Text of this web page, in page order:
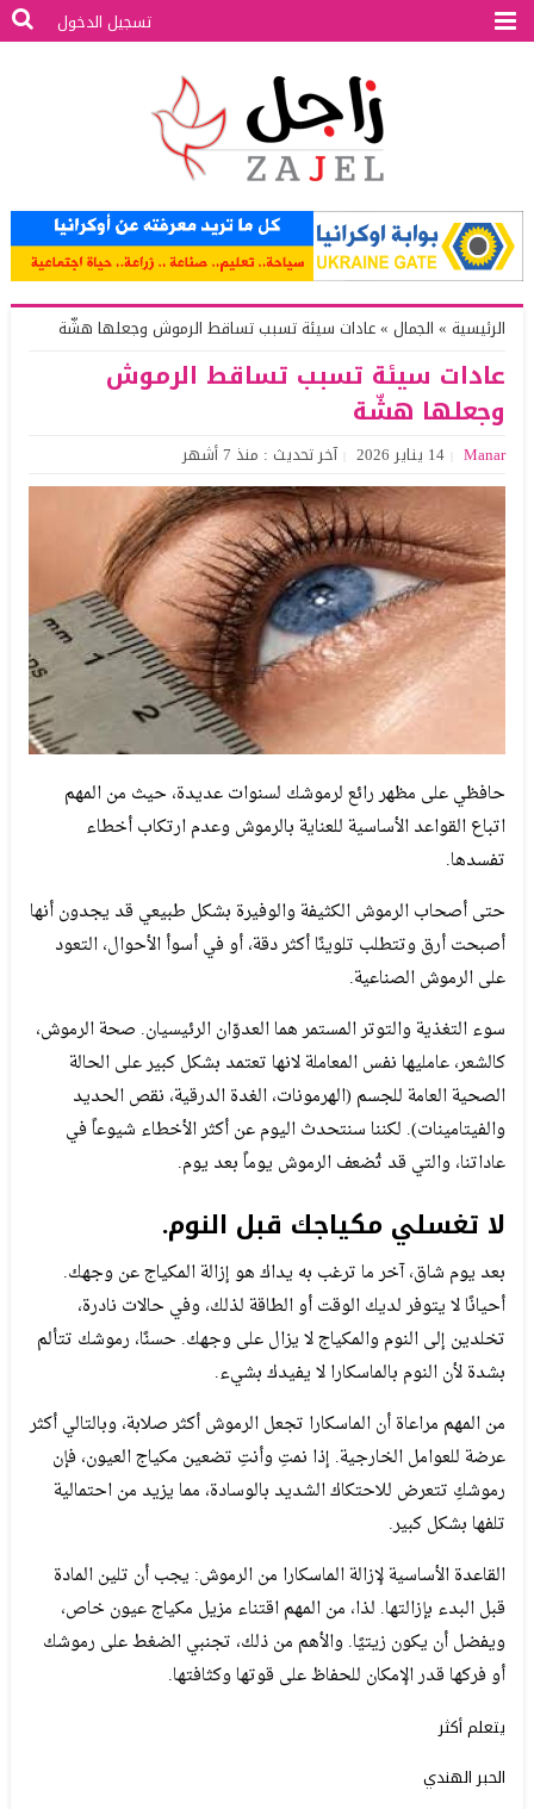
تسجيل الدخول
الرئيسية » الجمال »عادات سيئة تسبب تساقط الرموش وجعلها هشّة
عادات سيئة تسبب تساقط الرموش
وجعلها هشّة
Manar 14 يناير 2026 آخر تحديث : منذ 7 أشهر
حافظي على مظهر رائع لرموشك لسنوات عديدة، حيث من المهم
اتباع القواعد الأساسية للعناية بالرموش وعدم ارتكاب أخطاء
تفسدها.
حتى أصحاب الرموش الكثيفة والوفيرة بشكل طبيعي قد يجدون أنها
أصبحت أرق وتتطلب تلوينًا أكثر دقة، أو في أسوأ الأحوال، التعود
على الرموش الصناعية.
سوء التغذية والتوتر المستمر هما العدوّان الرئيسيان. صحة الرموش،
كالشعر، عامليها نفس المعاملة لانها تعتمد بشكل كبير على الحالة
الصحية العامة للجسم (الهرمونات، الغدة الدرقية، نقص الحديد
والفيتامينات). لكننا سنتحدث اليوم عن أكثر الأخطاء شيوعاً في
عاداتنا، والتي قد تُضعف الرموش يوماً بعد يوم.
لا تغسلي مكياجك قبل النوم.
بعد يوم شاق، آخر ما ترغب به يداك هو إزالة المكياج عن وجهك.
أحيانًا لا يتوفر لديك الوقت أو الطاقة لذلك، وفي حالات نادرة،
تخلدين إلى النوم والمكياج لا يزال على وجهك. حسنًا، رموشك تتألم
بشدة لأن النوم بالماسكارا لا يفيدك بشيء.
من المهم مراعاة أن الماسكارا تجعل الرموش أكثر صلابة، وبالتالي أكثر
عرضة للعوامل الخارجية. إذا نمتِ وأنتِ تضعين مكياج العيون، فإن
رموشكِ تتعرض للاحتكاك الشديد بالوسادة، مما يزيد من احتمالية
تلفها بشكل كبير.
القاعدة الأساسية لإزالة الماسكارا من الرموش: يجب أن تلين المادة
قبل البدء بإزالتها. لذا، من المهم اقتناء مزيل مكياج عيون خاص،
ويفضل أن يكون زيتيًا. والأهم من ذلك، تجنبي الضغط على رموشك
أو فركها قدر الإمكان للحفاظ على قوتها وكثافتها.
يتعلم أكثر
الحبر الهندي